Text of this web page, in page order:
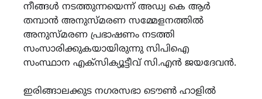
നീങ്ങൾ നടത്തുന്നയെന്ന് അഡ്വ കെ ആർ
തമ്പാൻ അനുസ്മരണ സമ്മേളനത്തിൽ
അനുസ്മരണ പ്രഭാഷണം നടത്തി
സംസാരിക്കുകയായിരുന്നു സിപിഐ
സംസ്ഥാന എക്സിക്യൂട്ടീവ് സി.എൻ ജയദേവൻ.
ഇരിങ്ങാലക്കുട നഗരസഭാ ടൌൺ ഹാളിൽ